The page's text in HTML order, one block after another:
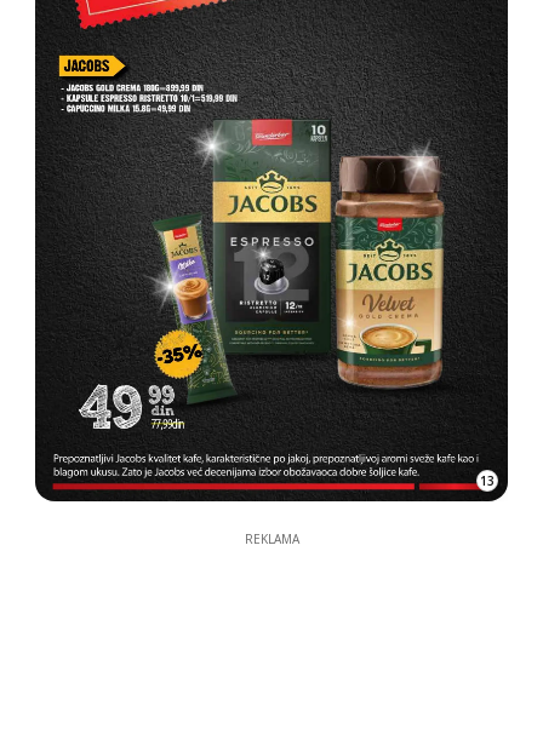
13
REKLAMA